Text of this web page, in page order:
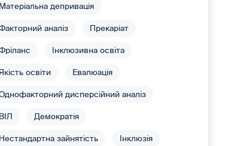
Матеріальна депривація
аналіз Прекаріат
Інклюзивна освіта
освіти Евалюація
дисперсійний аналіз
ВІЛ Демократія
Нестандартна зайнятість Інклюзія